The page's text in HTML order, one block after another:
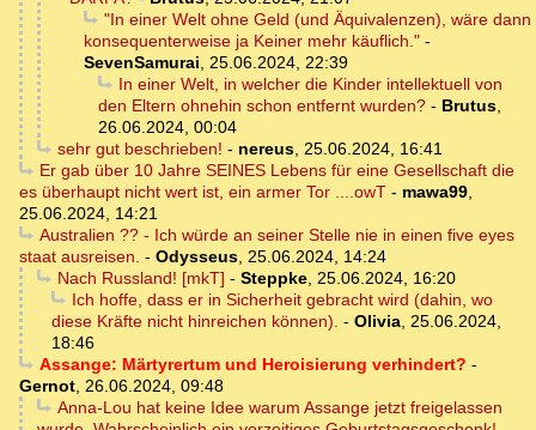
"In einer Welt ohne Geld (und Äquivalenzen), wäre dann
konsequenterweise ja Keiner mehr käuflich." -
SevenSamurai, 25.06.2024, 22:39
In einer Welt, in welcher die Kinder intellektuell von
den Eltern ohnehin schon entfernt wurden? - Brutus,
26.06.2024, 00:04
sehr gut beschrieben! - nereus, 25.06.2024, 16:41
Er gab über 10 Jahre SEINES Lebens für eine Gesellschaft die
es überhaupt nicht wert ist, ein armer Tor ....owT - mawa99,
25.06.2024, 14:21
Australien ?? - Ich würde an seiner Stelle nie in einen five eyes
staat ausreisen. - Odysseus, 25.06.2024, 14:24
Nach Russland! [mkT] - Steppke, 25.06.2024, 16:20
Ich hoffe, dass er in Sicherheit gebracht wird (dahin, wo
diese Kräfte nicht hinreichen können). - Olivia, 25.06.2024,
18:46
Assange: Märtyrertum und Heroisierung verhindert? -
Gernot, 26.06.2024, 09:48
Anna-Lou hat keine Idee warum Assange jetzt freigelassen